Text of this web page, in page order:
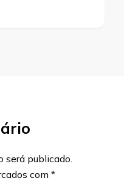
será publicado.
com *